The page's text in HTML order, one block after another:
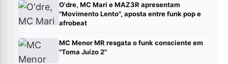
O'dre, MC Mari e MAZ3R apresentam
"Movimento Lento", aposta entre funk pop e
afrobeat
MC Menor MR resgata o funk consciente em
"Toma Juízo 2"